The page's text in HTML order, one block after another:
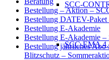
SCC-
SCC-EMA
Bestellung – Aktion –
Bestellung DATEV-
Bestellung E-Akademie
Bestellung E-Akademie –
Bestellung jährliches
Blitzschutz –